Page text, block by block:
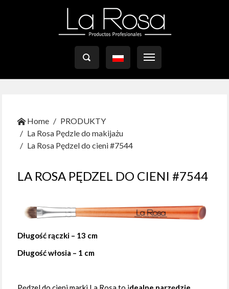

Home
PRODUKTY
La Rosa Pędzle do makijażu
La Rosa Pędzel do cieni #7544
LA ROSA PĘDZEL DO CIENI #7544
Długość rączki – 13 cm
Długość włosia – 1 cm